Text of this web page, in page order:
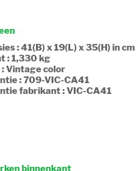
: 41(B) x 19(L) x 35(H) in cm
: 1,330 kg
: Vintage color
: 709-VIC-CA41
fabrikant : VIC-CA41
binnenkant